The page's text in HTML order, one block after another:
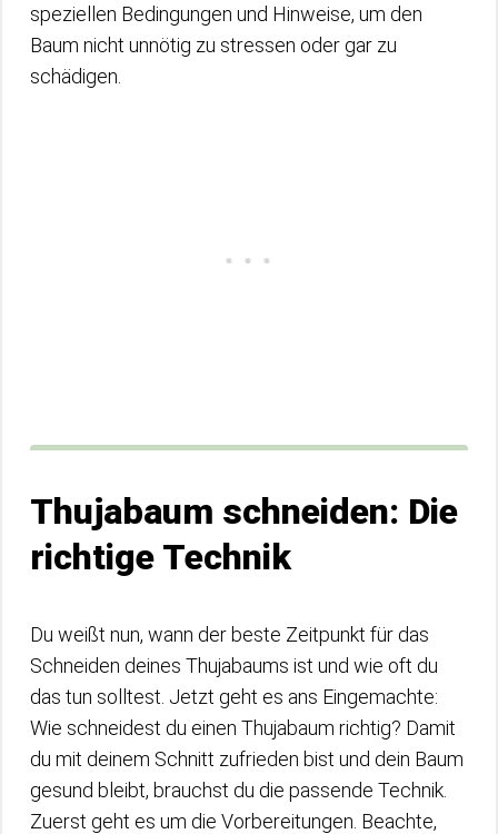
speziellen Bedingungen und Hinweise, um den
Baum nicht unnötig zu stressen oder gar zu
schädigen.
Thujabaum schneiden: Die
richtige Technik
Du weißt nun, wann der beste Zeitpunkt für das
Schneiden deines Thujabaums ist und wie oft du
das tun solltest. Jetzt geht es ans Eingemachte:
Wie schneidest du einen Thujabaum richtig? Damit
du mit deinem Schnitt zufrieden bist und dein Baum
gesund bleibt, brauchst du die passende Technik.
Zuerst geht es um die Vorbereitungen. Beachte,